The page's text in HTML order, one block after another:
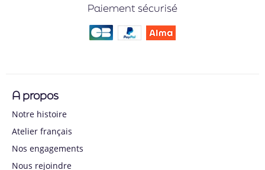
Paiement sécurisé
A propos
Notre histoire
Atelier français
Nos engagements
Nous rejoindre